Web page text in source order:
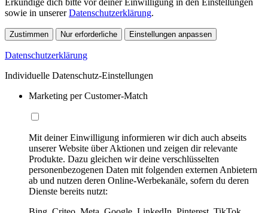
sowie in unsererDatenschutzerklärung.
Zustimmen Nur erforderliche Einstellungen anpassen
Datenschutzerklärung
Individuelle Datenschutz-Einstellungen
Marketing per Customer-Match
Mit deiner Einwilligung informieren wir dich auch abseits
unserer Website über Aktionen und zeigen dir relevante
Produkte. Dazu gleichen wir deine verschlüsselten
personenbezogenen Daten mit folgenden externen Anbietern
ab und nutzen deren Online-Werbekanäle, sofern du deren
Dienste bereits nutzt: